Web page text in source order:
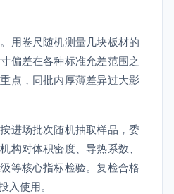
用卷尺随机测量几块板材的
偏差在各种标准允差范围之
点，同批内厚薄差异过大影
进场批次随机抽取样品，委
构对体积密度、导热系数、
等核心指标检验。复检合格
入使用。